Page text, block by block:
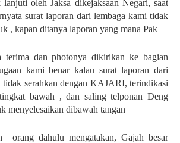
oleh Jaksa dikejaksaan Negari, saat
surat laporan dari lembaga kami tidak
, kapan ditanya laporan yang mana Pak
terima dan photonya dikirikan ke bagian
kami benar kalau surat laporan dari
serahkan dengan KAJARI, terindikasi
bawah , dan saling telponan Deng
menyelesaikan dibawah tangan
orang dahulu mengatakan, Gajah besar